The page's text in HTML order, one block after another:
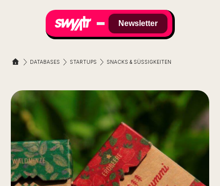
Newsletter
DATABASES STARTUPS SNACKS & SÜSSIGKEITEN